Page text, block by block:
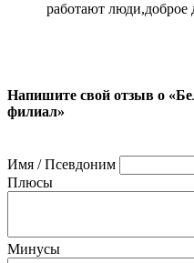
работают люди,доброе
Напишите свой отзыв о
филиал»
Имя / Псевдоним
Плюсы
Минусы